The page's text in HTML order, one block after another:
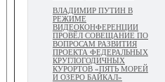
ВЛАДИМИР ПУТИН В
РЕЖИМЕ
ВИДЕОКОНФЕРЕНЦИИ
ПРОВЁЛ СОВЕЩАНИЕ ПО
ВОПРОСАМ РАЗВИТИЯ
ПРОЕКТА ФЕДЕРАЛЬНЫХ
КРУГЛОГОДИЧНЫХ
КУРОРТОВ «ПЯТЬ МОРЕЙ
И ОЗЕРО БАЙКАЛ»